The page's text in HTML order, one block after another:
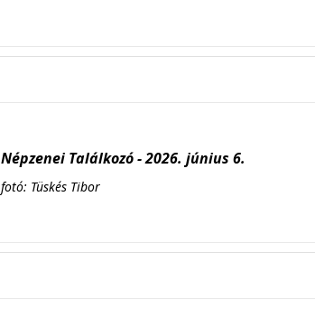
Népzenei Találkozó - 2026. június 6.
fotó: Tüskés Tibor